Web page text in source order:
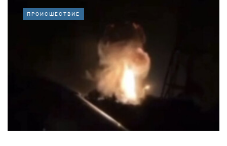
ПРОИСШЕСТВИЕ